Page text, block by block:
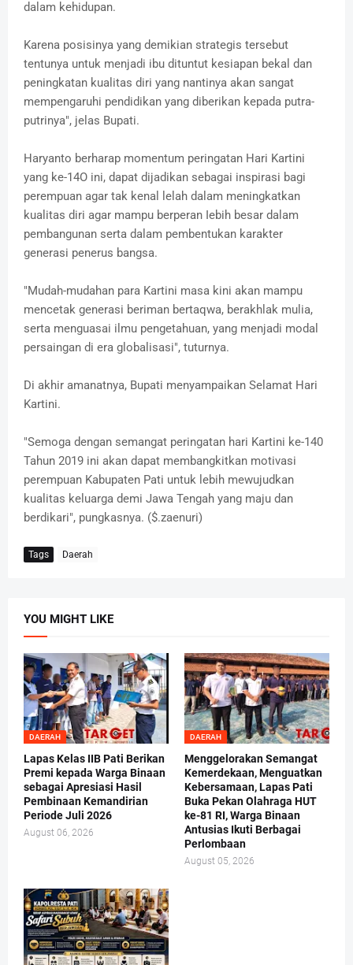
dalam kehidupan.
Karena posisinya yang demikian strategis tersebut
tentunya untuk menjadi ibu dituntut kesiapan bekal dan
peningkatan kualitas diri yang nantinya akan sangat
mempengaruhi pendidikan yang diberikan kepada putra-
putrinya", jelas Bupati.
Haryanto berharap momentum peringatan Hari Kartini
yang ke-14O ini, dapat dijadikan sebagai inspirasi bagi
perempuan agar tak kenal lelah dalam meningkatkan
kualitas diri agar mampu berperan Iebih besar dalam
pembangunan serta dalam pembentukan karakter
generasi penerus bangsa.
"Mudah-mudahan para Kartini masa kini akan mampu
mencetak generasi beriman bertaqwa, berakhlak mulia,
serta menguasai ilmu pengetahuan, yang menjadi modal
persaingan di era globalisasi", tuturnya.
Di akhir amanatnya, Bupati menyampaikan Selamat Hari
Kartini.
"Semoga dengan semangat peringatan hari Kartini ke-140
Tahun 2019 ini akan dapat membangkitkan motivasi
perempuan Kabupaten Pati untuk lebih mewujudkan
kualitas keluarga demi Jawa Tengah yang maju dan
berdikari", pungkasnya. ($.zaenuri)
Tags Daerah
YOU MIGHT LIKE
DAERAH
Lapas Kelas IIB Pati Berikan
Premi kepada Warga Binaan
sebagai Apresiasi Hasil
Pembinaan Kemandirian
Periode Juli 2026
August 06, 2026
DAERAH
Menggelorakan Semangat
Kemerdekaan, Menguatkan
Kebersamaan, Lapas Pati
Buka Pekan Olahraga HUT
ke-81 RI, Warga Binaan
Antusias Ikuti Berbagai
Perlombaan
August 05, 2026